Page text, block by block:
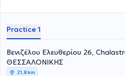
Practice 1
Βενιζέλου Ελευθερίου 26,
ΘΕΣΣΑΛΟΝΙΚΗΣ
21,8 km